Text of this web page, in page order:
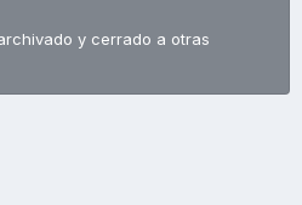
y cerrado a otras